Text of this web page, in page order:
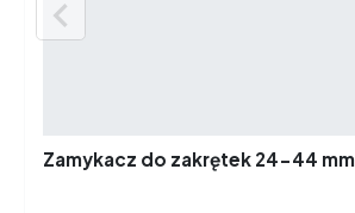
Zamykacz do zakrętek 24-44 mm
